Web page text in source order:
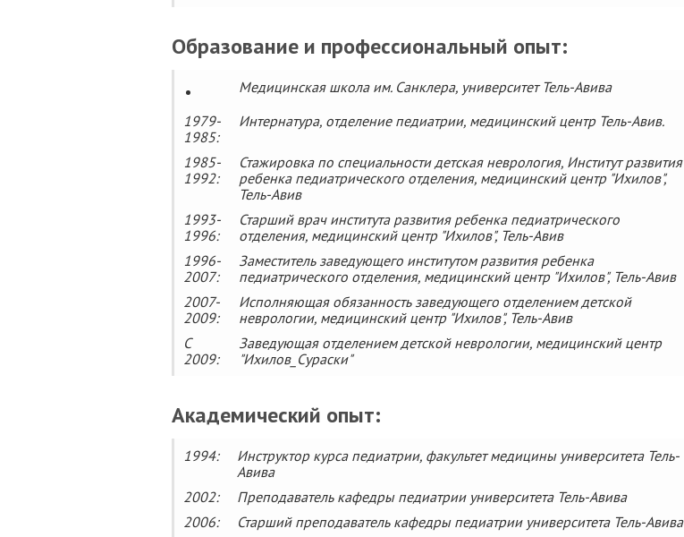
Образование и профессиональный опыт:
Медицинская школа им. Санклера, университет Тель-Авива
1979-
1985:
Интернатура, отделение педиатрии, медицинский центр Тель-Авив.
1985-
1992:
Стажировка по специальности детская неврология, Институт развития
ребенка педиатрического отделения, медицинский центр "Ихилов",
Тель-Авив
1993-
1996:
Старший врач института развития ребенка педиатрического
отделения, медицинский центр "Ихилов", Тель-Авив
1996-
2007:
Заместитель заведующего институтом развития ребенка
педиатрического отделения, медицинский центр "Ихилов", Тель-Авив
2007-
2009:
Исполняющая обязанность заведующего отделением детской
неврологии, медицинский центр "Ихилов", Тель-Авив
С
2009:
Заведующая отделением детской неврологии, медицинский центр
"Ихилов_Сураски"
Академический опыт:
1994:
Инструктор курса педиатрии, факультет медицины университета Тель-
Авива
2002:
Преподаватель кафедры педиатрии университета Тель-Авива
2006:
Старший преподаватель кафедры педиатрии университета Тель-Авива